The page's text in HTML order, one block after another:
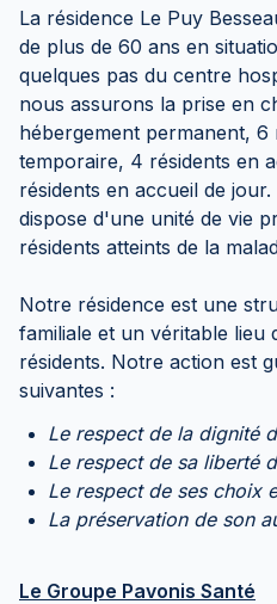
La résidence Le Puy
de plus de 60 ans en
quelques pas du centre
nous assurons la prise en
hébergement permanent, 6
temporaire, 4 résidents en
résidents en accueil de
dispose d'une unité de vie
résidents atteints de la
Notre résidence est une
familiale et un véritable lieu
résidents. Notre action est
suivantes :
Le respect de la dignité
Le respect de sa liberté
Le respect de ses choix
La préservation de son
Le Groupe Pavonis Santé